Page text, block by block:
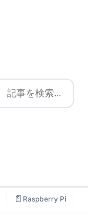
📄 Raspberry Pi